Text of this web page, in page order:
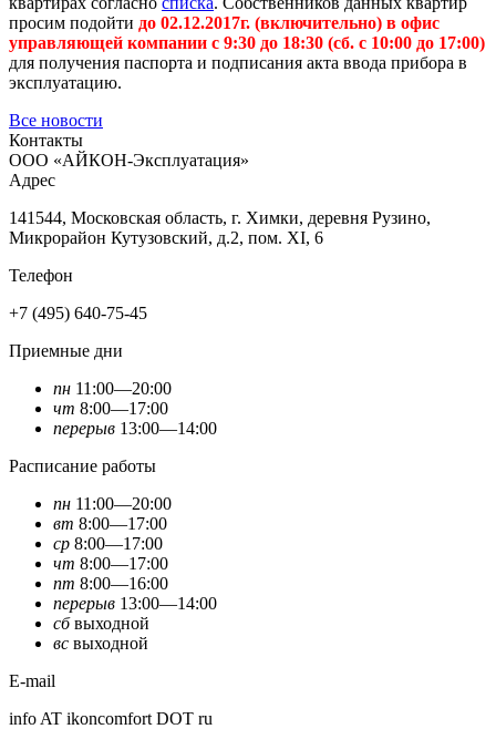
просим подойти до 02.12.2017г. (включительно) в офис
управляющей компании с 9:30 до 18:30 (сб. с 10:00 до 17:00)
для получения паспорта и подписания акта ввода прибора в
эксплуатацию.
Все новости
Контакты
ООО «АЙКОН-Эксплуатация»
Адрес
141544, Московская область, г. Химки, деревня Рузино,
Микрорайон Кутузовский, д.2, пом. XI, 6
Телефон
+7 (495) 640-75-45
Приемные дни
пн 11:00—20:00
чт 8:00—17:00
перерыв 13:00—14:00
Расписание работы
пн 11:00—20:00
вт 8:00—17:00
ср 8:00—17:00
чт 8:00—17:00
пт 8:00—16:00
перерыв 13:00—14:00
сбвыходной
вс выходной
E-mail
info AT ikoncomfort DOT ru